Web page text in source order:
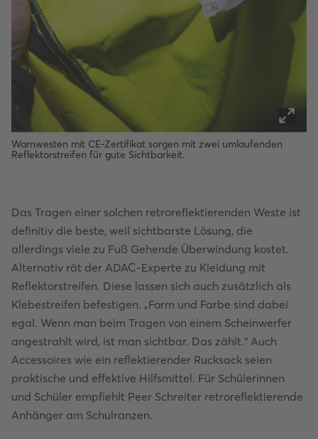
Warnwesten mit CE-Zertifikat sorgen mit zwei umlaufenden
Reflektorstreifen für gute Sichtbarkeit.
Das Tragen einer solchen retroreflektierenden Weste ist
definitiv die beste, weil sichtbarste Lösung, die
allerdings viele zu Fuß Gehende Überwindung kostet.
Alternativ rät der ADAC-Experte zu Kleidung mit
Reflektorstreifen. Diese lassen sich auch zusätzlich als
Klebestreifen befestigen. „Form und Farbe sind dabei
egal. Wenn man beim Tragen von einem Scheinwerfer
angestrahlt wird, ist man sichtbar. Das zählt.“ Auch
Accessoires wie ein reflektierender Rucksack seien
praktische und effektive Hilfsmittel. Für Schülerinnen
und Schüler empfiehlt Peer Schreiter retroreflektierende
Anhänger am Schulranzen.